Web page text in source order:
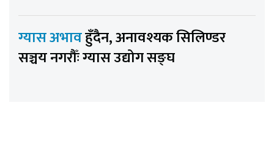
ग्यास अभावहुँदैन, अनावश्यक सिलिण्डर
सञ्चय नगरौँः ग्यास उद्योग सङ्घ